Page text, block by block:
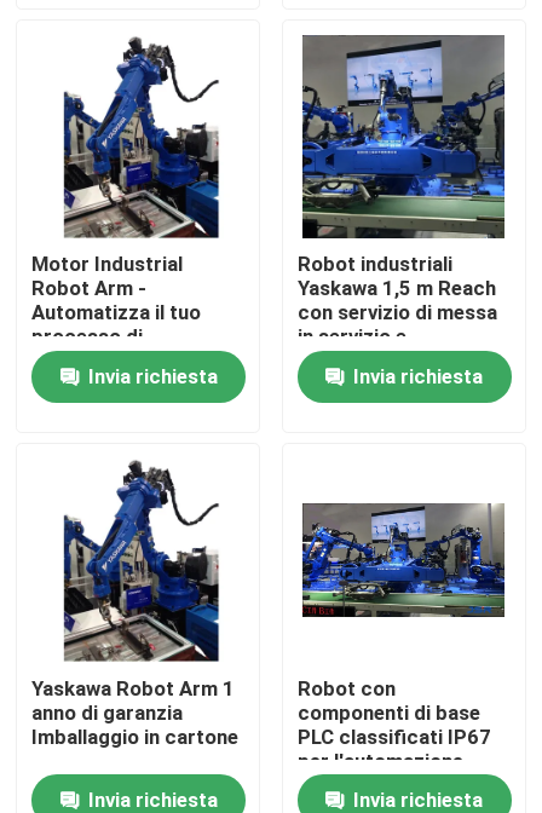
Prodotti
Video
Circa noi
Giro della fabbrica
Controllo di qualità
Contattici
Notizie
Casi
Motor Industrial
Robot Arm -
Automatizza il tuo
processo di
produzione con
componenti principali
Invia richiesta
Robot industriali
Yaskawa 1,5 m Reach
con servizio di messa
in servizio e
formazione
Invia richiesta
Yaskawa Robot Arm 1
anno di garanzia
Imballaggio in cartone
Invia richiesta
Robot con
componenti di base
PLC classificati IP67
per l'automazione
industriale
Invia richiesta